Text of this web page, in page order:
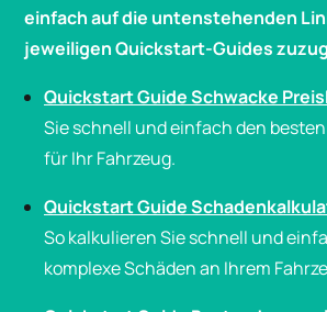
einfach auf die untenstehenden
jeweiligen Quickstart-Guides
Quickstart Guide Schwacke
Sie schnell und einfach den
für Ihr Fahrzeug.
Quickstart Guide
So kalkulieren Sie schnell und
komplexe Schäden an Ihrem